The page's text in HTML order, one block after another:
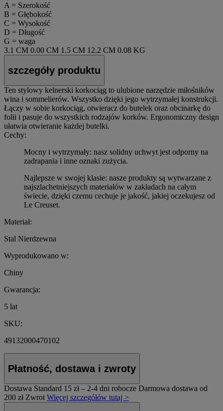
A = Szerokość
B = Głębokość
C = Wysokość
D = Długość
G = waga
3.1 CM 0.00 CM 1.5 CM 12.2 CM 0.08 KG
szczegóły produktu
Ten stylowy kelnerski korkociąg to ulubione narzędzie miłośników
wina i sommelierów. Wszystko dzięki jego wytrzymałej konstrukcji.
Łączy w sobie korkociąg, otwieracz do butelek oraz obcinarkę do
folii i pasuje do wszystkich rodzajów korków. Ergonomiczny design
ułatwia otwieranie każdej butelki.
Cechy:
Mocny i wytrzymały: nasz solidny uchwyt jest odporny na
zadrapania i inne oznaki zużycia.
Najlepsze w swojej klasie: nasze produkty są wytwarzane z
najszlachetniejszych materiałów w zakładach na całym
świecie, dzięki czemu cechuje je jakość, jakiej oczekujesz od
Le Creuset.
Materiał:
Stal Nierdzewna
Wyprodukowano w:
Chiny
Gwarancja:
5 lat
SKU:
49132000470102
Płatność, dostawa i zwroty
Dostawa Standard 15 zł – 2-4 dni robocze Darmowa dostawa od
200 zł Zwrot Więcej szczegółów tutaj >